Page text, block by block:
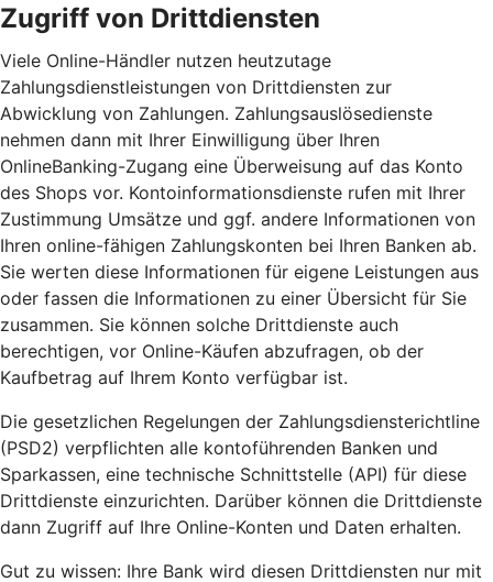
Zugriff von Drittdiensten
Viele Online-Händler nutzen heutzutage
Zahlungsdienstleistungen von Drittdiensten zur
Abwicklung von Zahlungen. Zahlungsauslösedienste
nehmen dann mit Ihrer Einwilligung über Ihren
OnlineBanking-Zugang eine Überweisung auf das Konto
des Shops vor. Kontoinformationsdienste rufen mit Ihrer
Zustimmung Umsätze und ggf. andere Informationen von
Ihren online-fähigen Zahlungskonten bei Ihren Banken ab.
Sie werten diese Informationen für eigene Leistungen aus
oder fassen die Informationen zu einer Übersicht für Sie
zusammen. Sie können solche Drittdienste auch
berechtigen, vor Online-Käufen abzufragen, ob der
Kaufbetrag auf Ihrem Konto verfügbar ist.
Die gesetzlichen Regelungen der Zahlungsdiensterichtline
(PSD2) verpflichten alle kontoführenden Banken und
Sparkassen, eine technische Schnittstelle (API) für diese
Drittdienste einzurichten. Darüber können die Drittdienste
dann Zugriff auf Ihre Online-Konten und Daten erhalten.
Gut zu wissen: Ihre Bank wird diesen Drittdiensten nur mit